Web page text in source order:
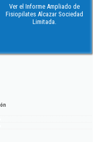
Ver el Informe Ampliado de
Fisiopilates Alcazar Sociedad
Limitada.